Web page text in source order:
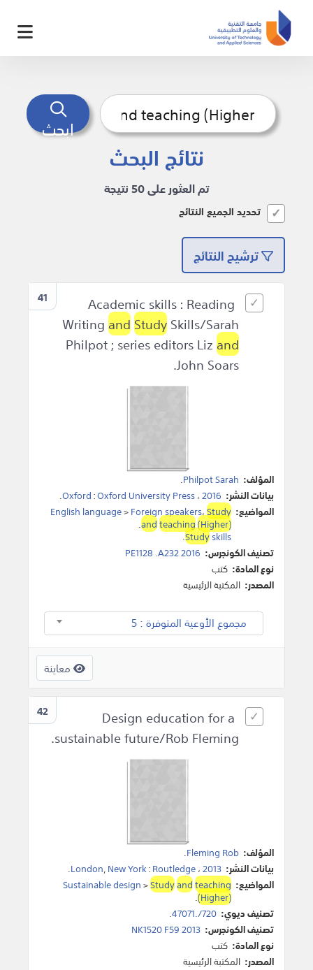
ابحث
نتائج البحث
تم العثور على 50 نتيجة
تحديد الجميع النتائج
ترشيح النتائج
41
Academic skills : Reading
WritingandStudySkills/Sarah
Philpot ; series editors Lizand
John Soars.
المؤلف: Philpot Sarah
.
بيانات النشر:
Oxford:Oxford University Press،2016
.
المواضيع:
English language>Foreign speakers،Study
andteaching(Higher)
.
Studyskills
.
تصنيف الكونجرس: PE1128 .A232 2016
نوع المادة: كتب
المصدر: المكتبة الرئيسية
مجموع الأوعية المتوفرة : 5
معاينة
42
Design education for a
sustainable future/Rob Fleming.
المؤلف: Fleming Rob
.
بيانات النشر:
London,New York:Routledge،2013
.
المواضيع:
Sustainable design>Studyandteaching
(Higher)
.
تصنيف ديوي: 720/.47071.
تصنيف الكونجرس: NK1520 F59 2013
نوع المادة: كتب
المصدر: المكتبة الرئيسية